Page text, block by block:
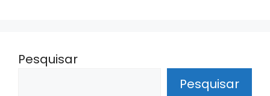
Pesquisar
Pesquisar